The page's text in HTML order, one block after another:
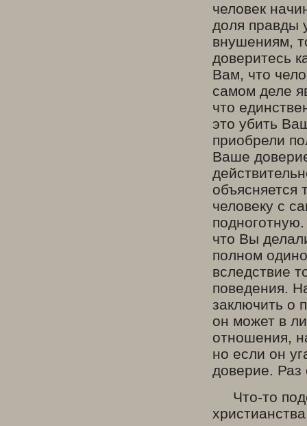
человек
доля правды
внушениям,
доверитесь
Вам, что
самом деле
что
это убить
приобрели
Ваше
объясняется
человеку с
что Вы
полном
вследствие
поведения.
заключить о
он может в
отношения,
но если он
доверие. Раз
Что-то